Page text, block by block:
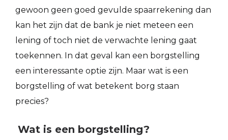
gewoon geen goed gevulde spaarrekening dan
kan het zijn dat de bank je niet meteen een
lening of toch niet de verwachte lening gaat
toekennen. In dat geval kan een borgstelling
een interessante optie zijn. Maar wat is een
borgstelling of wat betekent borg staan
precies?
Wat is een borgstelling?